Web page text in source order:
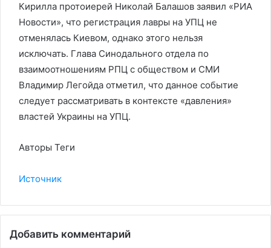
Кирилла протоиерей Николай Балашов заявил «РИА
Новости», что регистрация лавры на УПЦ не
отменялась Киевом, однако этого нельзя
исключать. Глава Синодального отдела по
взаимоотношениям РПЦ с обществом и СМИ
Владимир Легойда отметил, что данное событие
следует рассматривать в контексте «давления»
властей Украины на УПЦ.
Авторы Теги
Источник
Добавить комментарий